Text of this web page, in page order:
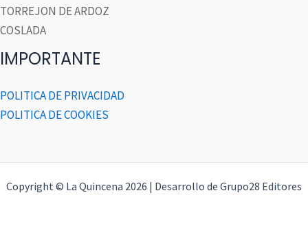
TORREJON DE ARDOZ
COSLADA
IMPORTANTE
POLITICA DE PRIVACIDAD
POLITICA DE COOKIES
Copyright © La Quincena 2026 | Desarrollo de Grupo28 Editores